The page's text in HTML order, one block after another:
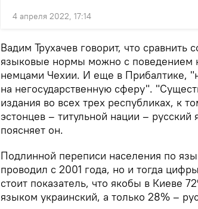
4 апреля 2022, 17:14
Вадим Трухачев говорит, что сравнить
языковые нормы можно с поведением
немцами Чехии. И еще в Прибалтике,
на негосударственную сферу".
издания во всех трех республиках, к
эстонцев – титульной нации –
поясняет он.
Подлинной переписи населения по
проводил с 2001 года, но и тогда
стоит показатель, что якобы в Киеве
языком украинский, а только 28% –